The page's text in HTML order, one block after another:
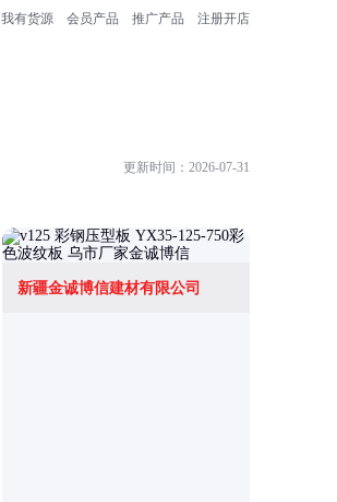
我有货源 会员产品 推广产品 注册开店
更新时间：2026-07-31
新疆金诚博信建材有限公司